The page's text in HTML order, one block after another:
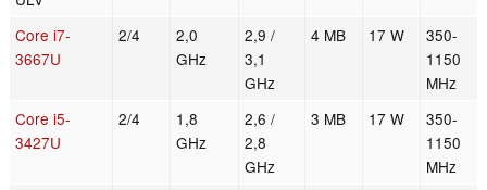
Core i7-
3667U
2/4
2,0
GHz
2,9 /
3,1
GHz
4 MB 17 W
350-
1150
MHz
Core i5-
3427U
2/4
1,8
GHz
2,6 /
2,8
GHz
3 MB 17 W
350-
1150
MHz